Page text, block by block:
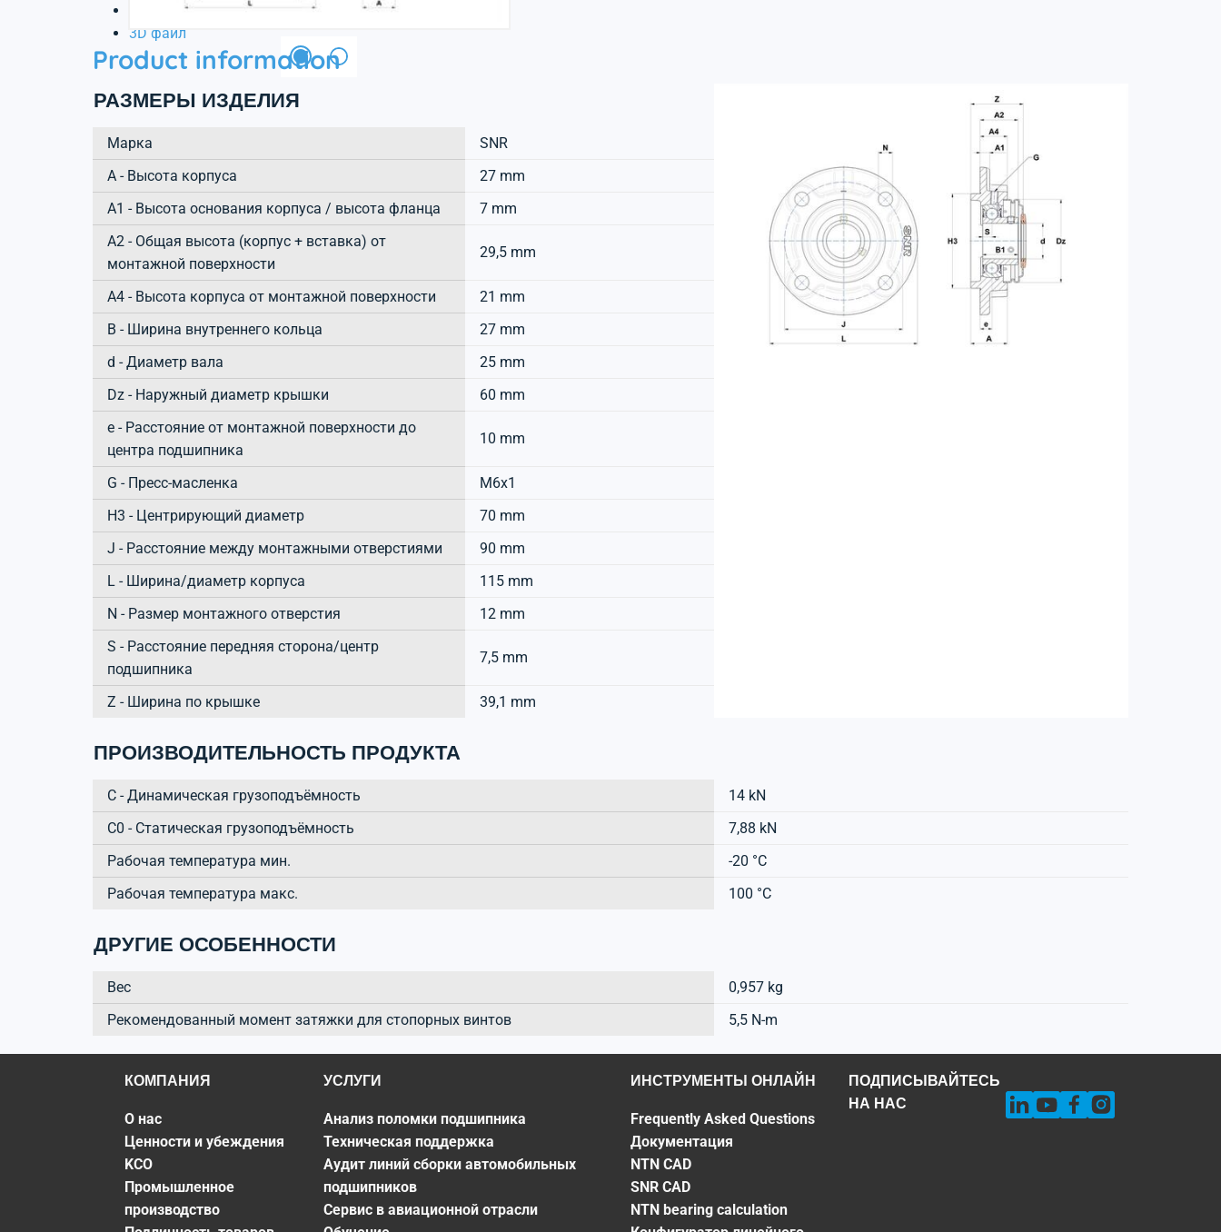
Технический паспорт
3D файл
Product information
РАЗМЕРЫ ИЗДЕЛИЯ
Марка
SNR
А - Высота корпуса
27 mm
A1 - Высота основания корпуса / высота фланца
7 mm
A2 - Общая высота (корпус + вставка) от
монтажной поверхности
29,5 mm
A4 - Высота корпуса от монтажной поверхности
21 mm
B - Ширина внутреннего кольца
27 mm
d - Диаметр вала
25 mm
Dz - Наружный диаметр крышки
60 mm
e - Расстояние от монтажной поверхности до
центра подшипника
10 mm
G - Пресс-масленка
M6x1
H3 - Центрирующий диаметр
70 mm
J - Расстояние между монтажными отверстиями
90 mm
L - Ширина/диаметр корпуса
115 mm
N - Размер монтажного отверстия
12 mm
S - Расстояние передняя сторона/центр
подшипника
7,5 mm
Z - Ширина по крышке 39,1 mm
ПРОИЗВОДИТЕЛЬНОСТЬ ПРОДУКТА
C - Динамическая грузоподъёмность
14 kN
C0 - Статическая грузоподъёмность
7,88 kN
Рабочая температура мин.
-20 °C
Рабочая температура макс.
100 °C
ДРУГИЕ ОСОБЕННОСТИ
Вес
0,957 kg
Рекомендованный момент затяжки для стопорных винтов
5,5 N-m
КОМПАНИЯ
О нас
Ценности и убеждения
KCO
Промышленное
производство
УСЛУГИ
Анализ поломки подшипника
Техническая поддержка
Аудит линий сборки автомобильных
подшипников
Сервис в авиационной отрасли
ИНСТРУМЕНТЫ ОНЛАЙН
Frequently Asked Questions
Документация
NTN CAD
SNR CAD
NTN bearing calculation
ПОДПИСЫВАЙТЕСЬ
НА НАС